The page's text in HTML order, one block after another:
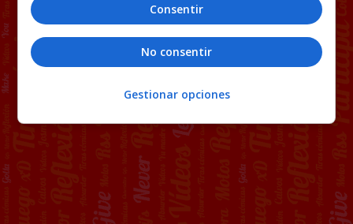
Consentir
No consentir
Gestionar opciones